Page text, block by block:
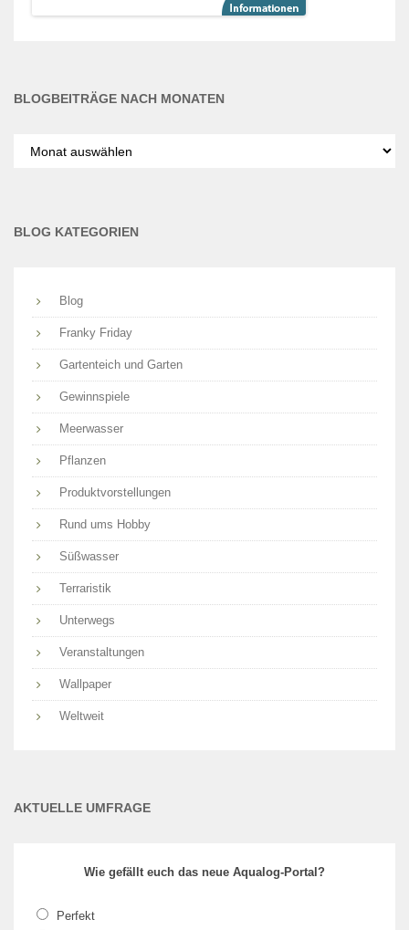
BLOGBEITRÄGE NACH MONATEN
nach
BLOG KATEGORIEN
Blog
Franky Friday
Gartenteich und Garten
Gewinnspiele
Meerwasser
Pflanzen
Produktvorstellungen
Rund ums Hobby
Süßwasser
Terraristik
Unterwegs
Veranstaltungen
Wallpaper
Weltweit
AKTUELLE UMFRAGE
Wie gefällt euch das neue Aqualog-Portal?
Perfekt